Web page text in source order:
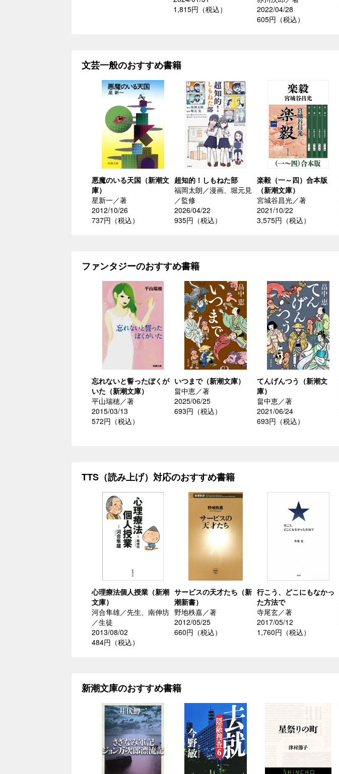
1,815円（税込）
2022/04/28
605円（税込）
文芸一般のおすすめ書籍
悪魔のいる天国（新潮文
庫）
星新一／著
2012/10/26
737円（税込）
超知的！しもねた部
福岡太朗／漫画、堀元見
／監修
2026/04/22
935円（税込）
楽毅（一～四）合本版
（新潮文庫）
宮城谷昌光／著
2021/10/22
3,575円（税込）
ファンタジーのおすすめ書籍
忘れないと誓ったぼくが
いた（新潮文庫）
平山瑞穂／著
2015/03/13
572円（税込）
いつまで（新潮文庫）
畠中恵／著
2025/06/25
693円（税込）
てんげんつう（新潮文
庫）
畠中恵／著
2021/06/24
693円（税込）
TTS（読み上げ）対応のおすすめ書籍
心理療法個人授業（新潮
文庫）
河合隼雄／先生、南伸坊
／生徒
2013/08/02
484円（税込）
サービスの天才たち（新
潮新書）
野地秩嘉／著
2012/05/25
660円（税込）
行こう、どこにもなかっ
た方法で
寺尾玄／著
2017/05/12
1,760円（税込）
新潮文庫のおすすめ書籍